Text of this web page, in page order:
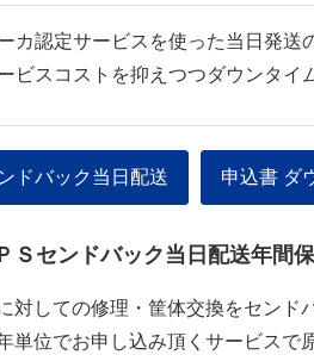
カ認定サービスを使った当日発送
ビスコストを抑えつつダウンタイ
ドバック当日配送 申込書 ダ
Ｓセンドバック当日配送年間
対しての修理・筐体交換をセンド
単位でお申し込み頂くサービスで